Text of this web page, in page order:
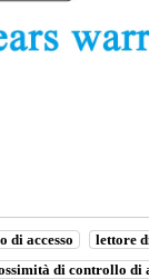
di accesso
lettore
di controllo di